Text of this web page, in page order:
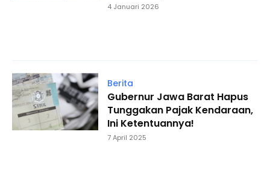
4 Januari 2026
Berita
Gubernur Jawa Barat Hapus
Tunggakan Pajak Kendaraan,
Ini Ketentuannya!
7 April 2025